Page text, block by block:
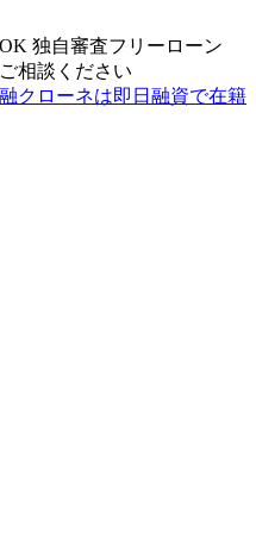
独自審査フリーローン
相談ください
クローネは即日融資で在籍